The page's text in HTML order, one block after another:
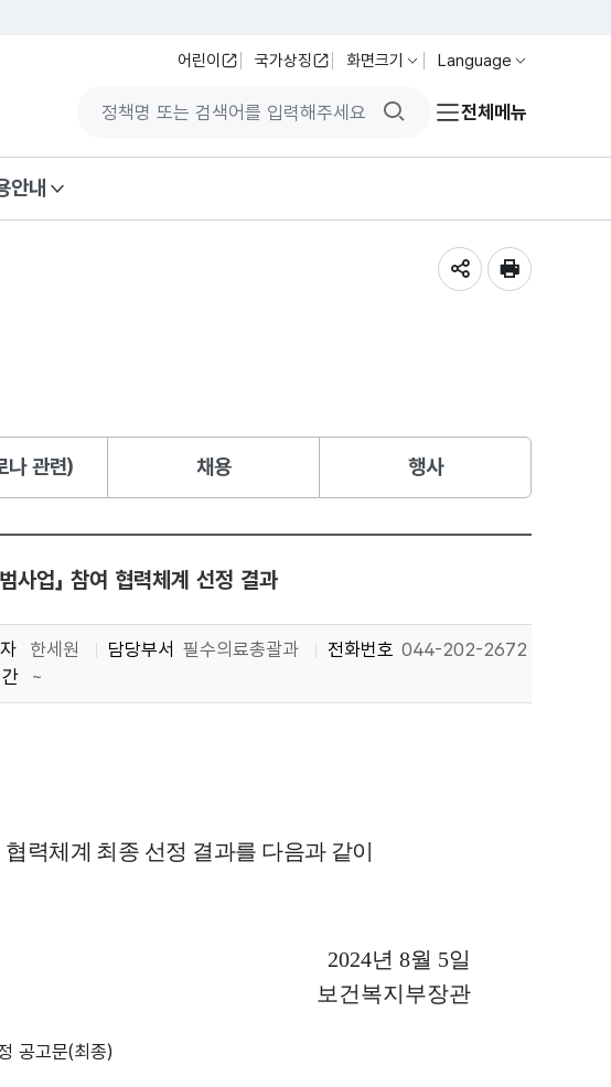
어린이 국가상징 화면크기 Language
검색버튼전체메뉴
안내
나 관련) 채용 행사
사업」 참여 협력체계 선정 결과
한세원 담당부서 필수의료총괄과 전화번호 044-202-2672
~
협력체계 최종 선정 결과를 다음과 같이
2024년 8월 5일
보건복지부장관
공고문(최종)